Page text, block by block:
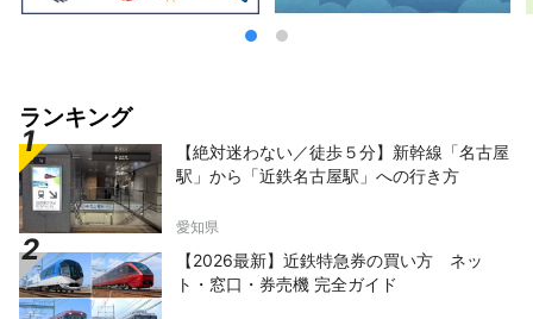
生田緑地 東京から数十分の都市にありなが
ら、メタセコイアの並木を始めとした圧巻の自
す。春には桜も楽しめます。 ◇川崎市 藤子・
F・不二雄ミュージアム アジアを中心に世界で
愛されている漫画「ドラえもん」を生んだ漫画
家「藤子・F・不二雄」の作品の原画や実際に
藤子・F・不二雄が使用した机等が展示されて
います。また、実物大のアイテムが設置され、
作中の食べ物を実際にたべることができるな
ランキング
【絶対迷わない／徒歩５分】新幹線「名古屋
駅」から「近鉄名古屋駅」への行き方
愛知県
【2026最新】近鉄特急券の買い方 ネッ
ト・窓口・券売機 完全ガイド